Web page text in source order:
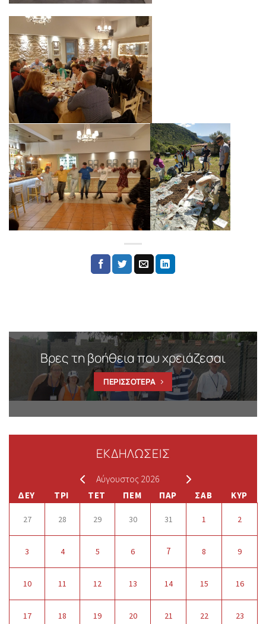
Βρες τη βοήθεια που χρειάζεσαι
ΠΕΡΙΣΣΟΤΕΡΑ
ΕΚΔΗΛΩΣΕΙΣ
Αύγουστος 2026
ΔΕΥ ΤΡΙ ΤΕΤ ΠΕΜ ΠΑΡ ΣΑΒ ΚΥΡ
27 28 29 30 31 1 2
3 4 5 6 7 8 9
10 11 12 13 14 15 16
17 18 19 20 21 22 23